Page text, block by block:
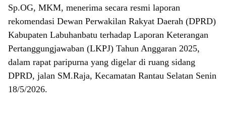
Sp.OG, MKM, menerima secara resmi laporan
rekomendasi Dewan Perwakilan Rakyat Daerah (DPRD)
Kabupaten Labuhanbatu terhadap Laporan Keterangan
Pertanggungjawaban (LKPJ) Tahun Anggaran 2025,
dalam rapat paripurna yang digelar di ruang sidang
DPRD, jalan SM.Raja, Kecamatan Rantau Selatan Senin
18/5/2026.